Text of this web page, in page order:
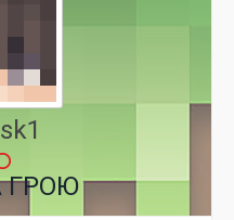
ГРОЮ